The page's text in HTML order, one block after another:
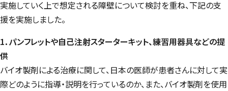
実施していく上で想定される障壁について検討を重ね、下記の支
援を実施しました。
1．パンフレットや自己注射スターターキット、練習用器具などの提
供
バイオ製剤による治療に関して、日本の医師が患者さんに対して実
際どのように指導・説明を行っているのか、また、バイオ製剤を使用